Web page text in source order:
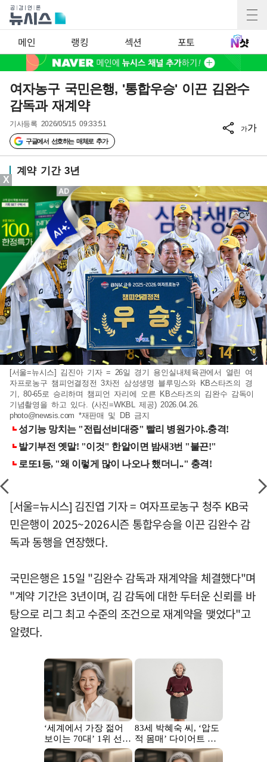
메인 랭킹 섹션 포토
여자농구 국민은행, '통합우승' 이끈 김완수
감독과 재계약
기사등록 2026/05/15 09:33:51
구글에서 선호하는 매체로 추가
가가
계약 기간 3년
[서울=뉴시스] 김진아 기자 = 26일 경기 용인실내체육관에서 열린 여
자프로농구 챔피언결정전 3차전 삼성생명 블루밍스와 KB스타즈의 경
기, 80-65로 승리하며 챔피언 자리에 오른 KB스타즈의 김완수 감독이
기념촬영을 하고 있다. (사진=WKBL 제공) 2026.04.26.
photo@newsis.com *재판매 및 DB 금지
[서울=뉴시스] 김진엽 기자 = 여자프로농구 청주 KB국
민은행이 2025~2026시즌 통합우승을 이끈 김완수 감
독과 동행을 연장했다.
국민은행은 15일 "김완수 감독과 재계약을 체결했다"며
"계약 기간은 3년이며, 김 감독에 대한 두터운 신뢰를 바
탕으로 리그 최고 수준의 조건으로 재계약을 맺었다"고
알렸다.
X